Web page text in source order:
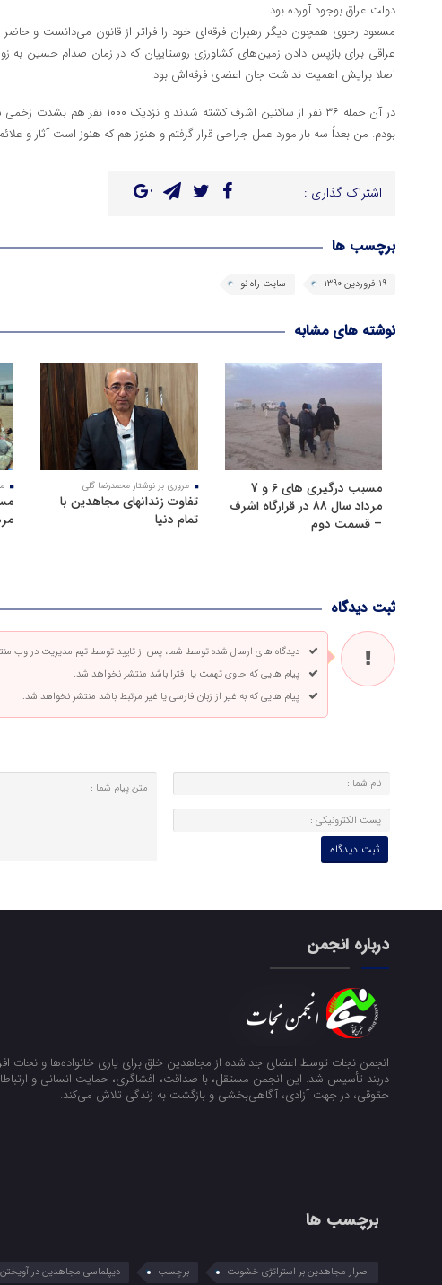
دولت عراق بوجود آورده بود.
مسعود رجوی همچون دیگر رهبران فرقه‌ای خود را فراتر از قانون می‌دانست و حاضر
عراقی برای بازپس دادن زمین‌های کشاورزی روستاییان که در زمان صدام حسین
اصلا برایش اهمیت نداشت جان اعضای فرقه‌اش بود.
در آن حمله ۳۶ نفر از ساکنین اشرف کشته
بودم. من بعداً سه بار مورد عمل جراحی قرار گرفتم و هنوز هم که هنوز است آثار و
اشتراک گذاری :
برچسب ها
19 فروردین 1390 سایت راه نو
نوشته های مشابه
مسبب درگیری های 6 و 7
مرداد سال 88 در قرارگاه اشرف
– قسمت دوم
مروری بر نوشتار محمدرضا گلی
تفاوت زندانهای مجاهدین با
تمام دنیا
مقر
مرداد
ثبت دیدگاه
دیدگاه های ارسال شده توسط شما، پس از تایید توسط تیم مدیریت در وب
پیام هایی که حاوی تهمت یا افترا باشد منتشر نخواهد شد.
پیام هایی که به غیر از زبان فارسی یا غیر مرتبط باشد منتشر نخواهد شد.
درباره انجمن
انجمن نجات توسط اعضای جداشده از مجاهدین خلق برای یاری خانواده‌ها و نجات
دربند تأسیس شد. این انجمن مستقل، با صداقت، افشاگری، حمایت انسانی و
حقوقی، در جهت آزادی، آگاهی‌بخشی و بازگشت به زندگی تلاش می‌کند.
برچسب ها
اصرار مجاهدین بر استراتژی خشونت برچسب دیپلماسی مجاهدین در آویختن